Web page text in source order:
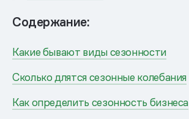
Содержание:
Какие бывают виды сезонности
Сколько длятся сезонные колебания
Как определить сезонность бизнеса